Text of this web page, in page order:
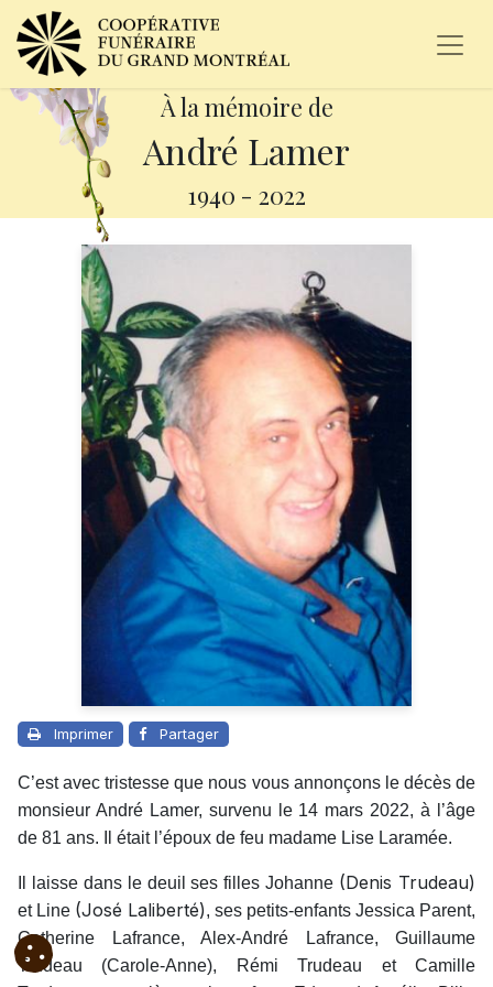
À la mémoire de
André Lamer
1940 - 2022
Imprimer Partager
C’est avec tristesse que nous vous annonçons le décès de
monsieur André Lamer, survenu le 14 mars 2022, à l’âge
de 81 ans. Il était l’époux de feu madame Lise Laramée.
Il laisse dans le deuil ses filles Johanne (Denis Trudeau)
et Line (José Laliberté), ses petits-enfants Jessica Parent,
Catherine Lafrance, Alex-André Lafrance, Guillaume
Trudeau (Carole-Anne), Rémi Trudeau et Camille